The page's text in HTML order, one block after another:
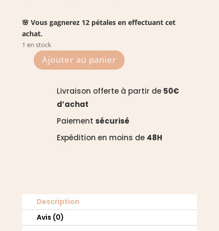
🌸 Vous gagnerez 12 pétales en effectuant cet
achat.
1 en stock
quantitéAjouter au panier
Livraison offerte à partir de 50€
d’achat
Paiement sécurisé
Expédition en moins de 48H
Description
Avis (0)